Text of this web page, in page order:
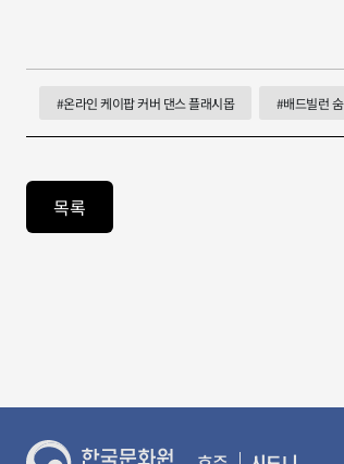
#온라인 케이팝 커버 댄스 플래시몹 #배드빌런 숨
목록